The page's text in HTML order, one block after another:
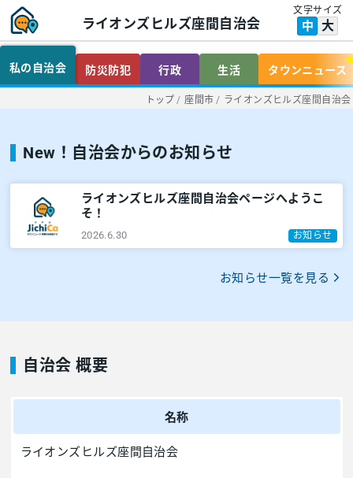
ライオンズヒルズ座間自治会
文字サイズ
中 大
私の自治会 防災防犯 行政 生活 タウンニュース
トップ / 座間市 / ライオンズヒルズ座間自治会
New！自治会からのお知らせ
ライオンズヒルズ座間自治会ページへようこ
そ！
2026.6.30 お知らせ
お知らせ一覧を見る
自治会 概要
名称
ライオンズヒルズ座間自治会